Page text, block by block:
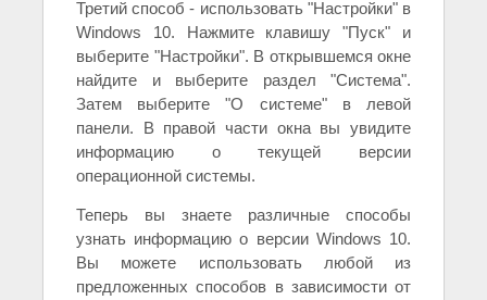
Третий способ - использовать "Настройки" в
Windows 10. Нажмите клавишу "Пуск" и
выберите "Настройки". В открывшемся окне
найдите и выберите раздел "Система".
Затем выберите "О системе" в левой
панели. В правой части окна вы увидите
информацию о текущей версии
операционной системы.
Теперь вы знаете различные способы
узнать информацию о версии Windows 10.
Вы можете использовать любой из
предложенных способов в зависимости от